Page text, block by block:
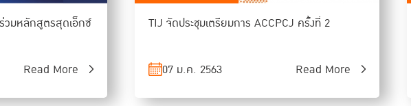
Read More
TIJ จัดประชุมเตรียมการ ACCPCJ ครั้งที่ 2
07 ม.ค. 2563 Read More